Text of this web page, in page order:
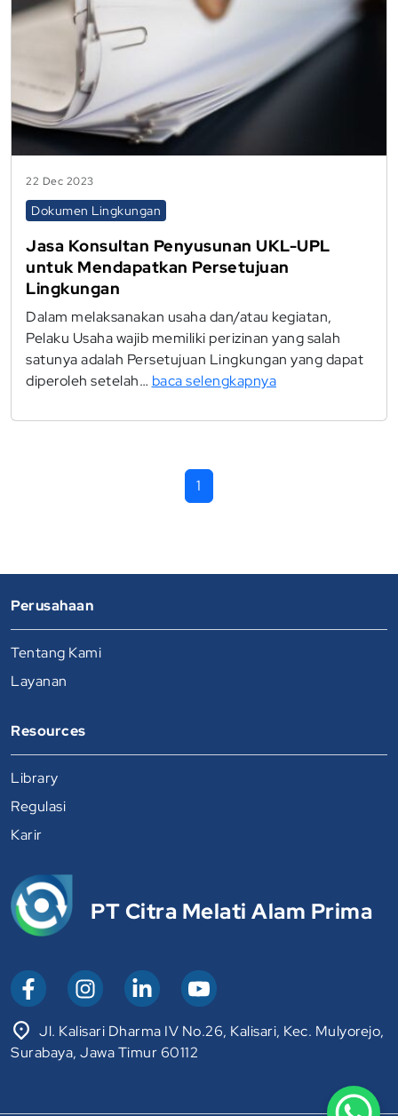
22 Dec 2023
Dokumen Lingkungan
Jasa Konsultan Penyusunan UKL-UPL
untuk Mendapatkan Persetujuan
Lingkungan
Dalam melaksanakan usaha dan/atau kegiatan,
Pelaku Usaha wajib memiliki perizinan yang salah
satunya adalah Persetujuan Lingkungan yang dapat
diperoleh setelah… baca selengkapnya
1
PT Citra Melati Alam Prima
Jl. Kalisari Dharma IV No.26, Kalisari, Kec. Mulyorejo,
Surabaya, Jawa Timur 60112
Perusahaan
Tentang Kami
Layanan
Resources
Library
Regulasi
Karir